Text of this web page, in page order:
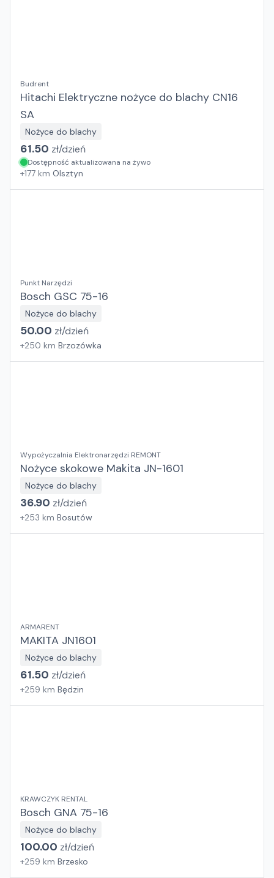
Budrent
Hitachi Elektryczne nożyce do blachy CN16
SA
Nożyce do blachy
61.50 zł/dzień
Dostępność aktualizowana na żywo
+177 km Olsztyn
Punkt Narzędzi
Bosch GSC 75-16
Nożyce do blachy
50.00 zł/dzień
+250 km Brzozówka
Wypożyczalnia Elektronarzędzi REMONT
Nożyce skokowe Makita JN-1601
Nożyce do blachy
36.90 zł/dzień
+253 km Bosutów
ARMARENT
MAKITA JN1601
Nożyce do blachy
61.50 zł/dzień
+259 km Będzin
KRAWCZYK RENTAL
Bosch GNA 75-16
Nożyce do blachy
100.00 zł/dzień
+259 km Brzesko